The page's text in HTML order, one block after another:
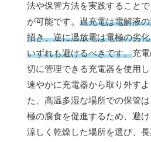
法や保管方法を実践すること
が可能です。 過充電は電解液
招き、逆に過放電は電極の劣
いずれも避けるべきです。充
切に管理できる充電器を使用
速やかに充電器から取り外す
た、高温多湿な場所での保管
極の腐食を促進するため、避け
涼しく乾燥した場所を選び、